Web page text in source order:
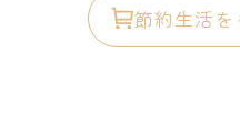
節約生活